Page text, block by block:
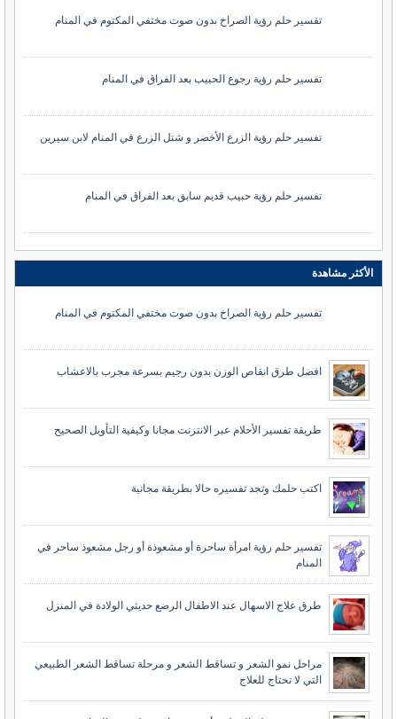
تفسير حلم رؤية الصراخ بدون صوت مختفي المكتوم في المنام
تفسير حلم رؤية رجوع الحبيب بعد الفراق في المنام
تفسير حلم رؤية الزرع الأخضر و شتل الزرع في المنام لابن سيرين
تفسير حلم رؤية حبيب قديم سابق بعد الفراق في المنام
الأكثر مشاهدة
تفسير حلم رؤية الصراخ بدون صوت مختفي المكتوم في المنام
افضل طرق انقاص الوزن بدون رجيم بسرعة مجرب بالاعشاب
طريقة تفسير الأحلام عبر الانترنت مجانا وكيفية التأويل الصحيح
اكتب حلمك وتجد تفسيره حالا بطريقة مجانية
تفسير حلم رؤية امرأة ساحرة أو مشعوذة أو رجل مشعوذ ساحر في
المنام
طرق علاج الاسهال عند الاطفال الرضع حديثي الولادة في المنزل
مراحل نمو الشعر و تساقط الشعر و مرحلة تساقط الشعر الطبيعي
التي لا تحتاج للعلاج